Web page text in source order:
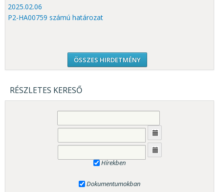
2025.02.06
P2-HA00759 számú határozat
ÖSSZES HIRDETMÉNY
RÉSZLETES KERESŐ
Hírekben
Dokumentumokban